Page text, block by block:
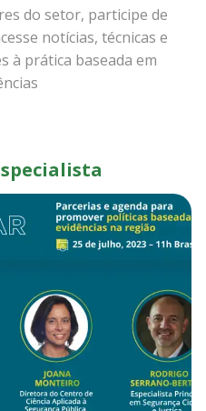
do setor, participe de
notícias, técnicas e
à prática baseada em